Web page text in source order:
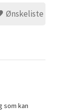
Ønskeliste
som kan